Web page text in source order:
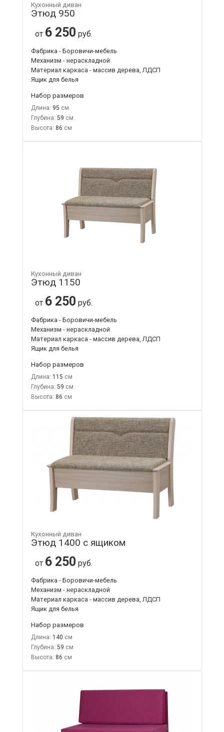
Кухонный диван
Этюд 950
от 6 250 руб.
Фабрика - Боровичи-мебель
Механизм - нераскладной
Материал каркаса - массив дерева, ЛДСП
Ящик для белья
Набор размеров
Длина: 95
Глубина: 59
Высота: 86
Кухонный диван
Этюд 1150
от 6 250 руб.
Фабрика - Боровичи-мебель
Механизм - нераскладной
Материал каркаса - массив дерева, ЛДСП
Ящик для белья
Набор размеров
Длина: 115
Глубина: 59
Высота: 86
Кухонный диван
Этюд 1400 с ящиком
от 6 250 руб.
Фабрика - Боровичи-мебель
Механизм - нераскладной
Материал каркаса - массив дерева, ЛДСП
Ящик для белья
Набор размеров
Длина: 140
Глубина: 59
Высота: 86